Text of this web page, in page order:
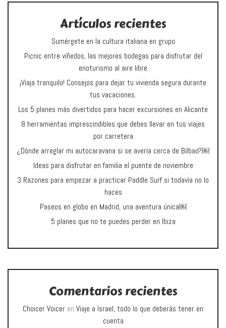
Artículos recientes
Sumérgete en la cultura italiana en grupo
Picnic entre viñedos, las mejores bodegas para disfrutar del
enoturismo al aire libre
¡Viaja tranquilo! Consejos para dejar tu vivienda segura durante
tus vacaciones.
Los 5 planes más divertidos para hacer excursiones en Alicante
8 herramientas imprescindibles que debes llevar en tus viajes
por carretera
¿Dónde arreglar mi autocaravana si se avería cerca de Bilbao?￼
Ideas para disfrutar en familia el puente de noviembre
3 Razones para empezar a practicar Paddle Surf si todavía no lo
haces
Paseos en globo en Madrid, una aventura única￼
5 planes que no te puedes perder en Ibiza
Comentarios recientes
Choicer Voicer en Viaje a Israel, todo lo que deberás tener en
cuenta